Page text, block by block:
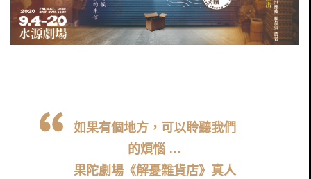
如果有個地方，可以聆聽我們
的煩惱 …
果陀劇場《解憂雜貨店》真人